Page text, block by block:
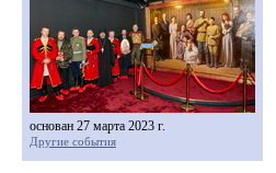
основан 27 марта 2023 г.
Другие события